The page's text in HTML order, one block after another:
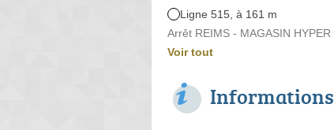
Ligne 515, à 161 m
Arrêt REIMS - MAGASIN
Voir tout
Informations